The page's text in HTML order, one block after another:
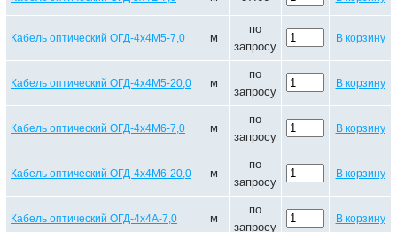
Кабель оптический ОГД-4х4М5-7,0 м
по
запросу
В корзину
Кабель оптический ОГД-4х4М5-20,0 м
по
запросу
В корзину
Кабель оптический ОГД-4х4М6-7,0 м
по
запросу
В корзину
Кабель оптический ОГД-4х4М6-20,0 м
по
запросу
В корзину
Кабель оптический ОГД-4х4А-7,0 м
по
запросу
В корзину